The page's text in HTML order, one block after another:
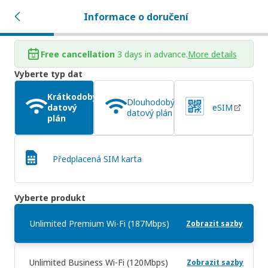
Informace o doručení
Free cancellation 3 days in advance.More details
Vyberte typ dat
Krátkodobý
datový
plán
Dlouhodobý
datový plán
eSIM
Předplacená SIM karta
Vyberte produkt
Unlimited Premium Wi-Fi (187Mbps) Zobrazit sazby
Unlimited Business Wi-Fi (120Mbps) Zobrazit sazby